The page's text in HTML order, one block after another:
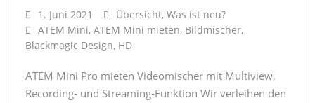
1. Juni 2021 Übersicht, Was ist neu?
ATEM Mini, ATEM Mini mieten, Bildmischer,
Blackmagic Design, HD
ATEM Mini Pro mieten Videomischer mit Multiview,
Recording- und Streaming-Funktion Wir verleihen den